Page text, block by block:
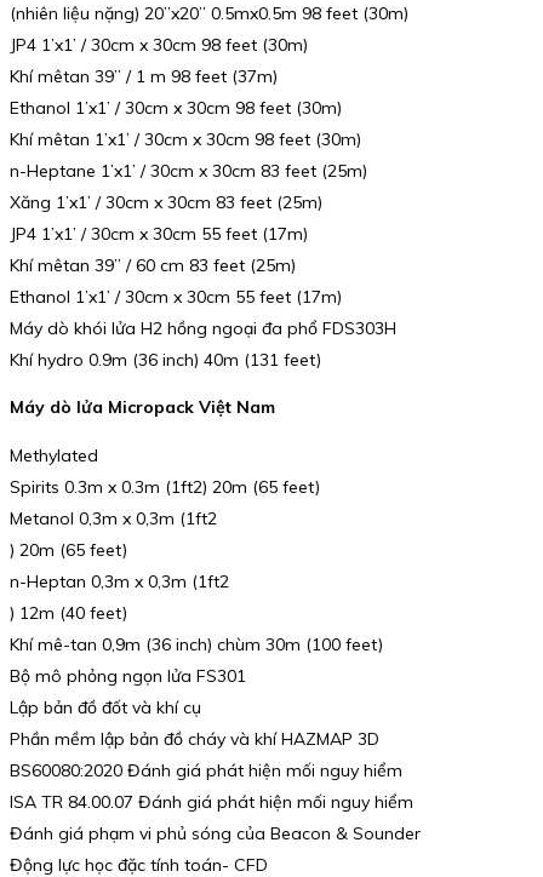
(nhiên liệu nặng) 20”x20” 0.5mx0.5m 98 feet (30m)
JP4 1’x1’ / 30cm x 30cm 98 feet (30m)
Khí mêtan 39” / 1 m 98 feet (37m)
Ethanol 1’x1’ / 30cm x 30cm 98 feet (30m)
Khí mêtan 1’x1’ / 30cm x 30cm 98 feet (30m)
n-Heptane 1’x1’ / 30cm x 30cm 83 feet (25m)
Xăng 1’x1’ / 30cm x 30cm 83 feet (25m)
JP4 1’x1’ / 30cm x 30cm 55 feet (17m)
Khí mêtan 39” / 60 cm 83 feet (25m)
Ethanol 1’x1’ / 30cm x 30cm 55 feet (17m)
Máy dò khói lửa H2 hồng ngoại đa phổ FDS303H
Khí hydro 0.9m (36 inch) 40m (131 feet)
Máy dò lửa Micropack Việt Nam
Methylated
Spirits 0.3m x 0.3m (1ft2) 20m (65 feet)
Metanol 0,3m x 0,3m (1ft2
) 20m (65 feet)
n-Heptan 0,3m x 0,3m (1ft2
) 12m (40 feet)
Khí mê-tan 0,9m (36 inch) chùm 30m (100 feet)
Bộ mô phỏng ngọn lửa FS301
Lập bản đồ đốt và khí cụ
Phần mềm lập bản đồ cháy và khí HAZMAP 3D
BS60080:2020 Đánh giá phát hiện mối nguy hiểm
ISA TR 84.00.07 Đánh giá phát hiện mối nguy hiểm
Đánh giá phạm vi phủ sóng của Beacon & Sounder
Động lực học đặc tính toán- CFD